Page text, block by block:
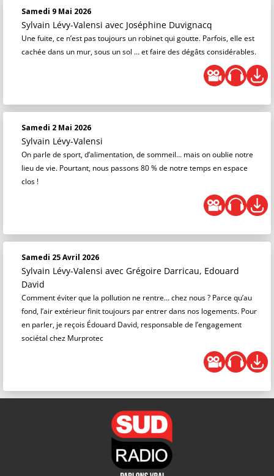
Samedi 9 Mai 2026
Sylvain Lévy-Valensi avec Joséphine Duvignacq
Une fuite, ce n’est pas toujours un robinet qui goutte. Parfois, elle est
cachée dans un mur, sous un sol … et faire des dégâts considérables.
Samedi 2 Mai 2026
Sylvain Lévy-Valensi
On parle de sport, d’alimentation, de sommeil… mais on oublie notre
lieu de vie. Pourtant, nous passons 80 % de notre temps en espace
clos !
Samedi 25 Avril 2026
Sylvain Lévy-Valensi avec Grégoire Darricau, Edouard
David
Comment éviter que la pollution ne rentre… chez nous ? Parce qu’au
fond, l’air extérieur finit toujours par entrer dans nos logements. Pour
en parler, je reçois Édouard David, responsable de l’engagement
sociétal chez Murprotec